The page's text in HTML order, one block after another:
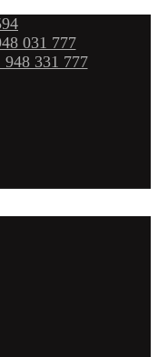
031 777
948 331 777